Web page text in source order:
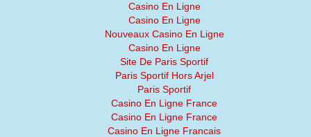
Casino En Ligne
Casino En Ligne
Nouveaux Casino En Ligne
Casino En Ligne
Site De Paris Sportif
Paris Sportif Hors Arjel
Paris Sportif
Casino En Ligne France
Casino En Ligne France
Casino En Ligne Francais